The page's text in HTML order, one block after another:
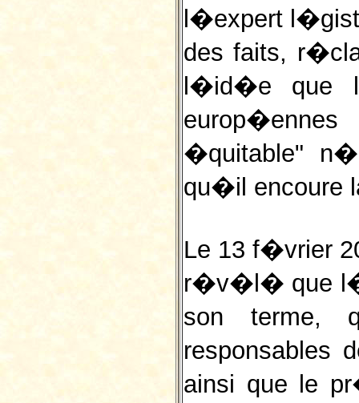
l�expert
des faits,
l�id�e que
�quitable"
qu�il encoure
Le 13 f�vrier
r�v�l� que
son terme,
responsables
ainsi que le